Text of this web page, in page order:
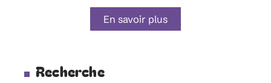
En savoir plus
Recherche